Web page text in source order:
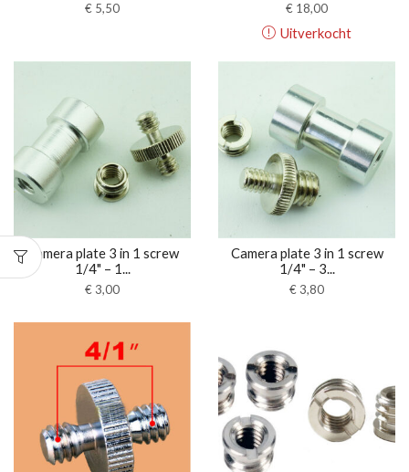
€ 5,50 € 18,00
Uitverkocht
Camera plate 3 in 1 screw
1/4" – 1...
€ 3,00
Camera plate 3 in 1 screw
1/4" – 3...
€ 3,80